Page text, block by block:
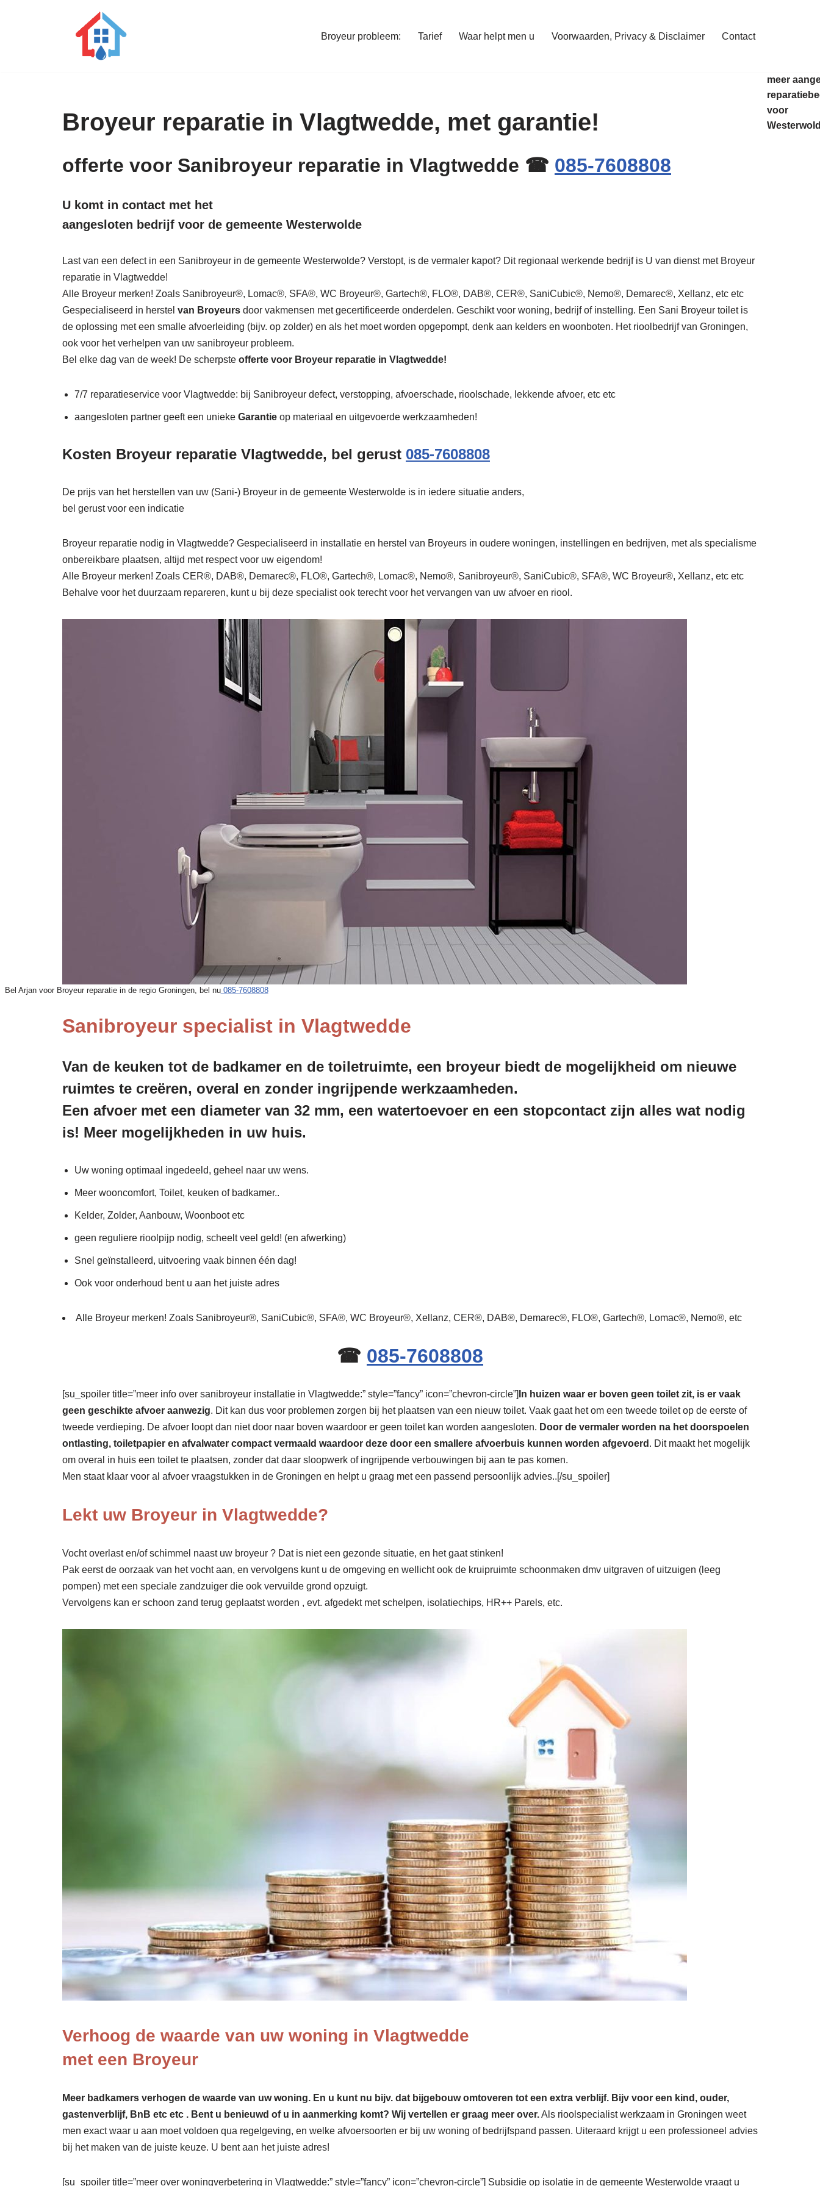
Broyeur probleem: Tarief Waar helpt men u Voorwaarden, Privacy & Disclaimer Contact
Broyeur reparatie in Vlagtwedde, met garantie!
offerte voor Sanibroyeur reparatie in Vlagtwedde ☎ 085-7608808
U komt in contact met het
aangesloten bedrijf voor de gemeente Westerwolde
Last van een defect in een Sanibroyeur in de gemeente Westerwolde? Verstopt, is de vermaler kapot? Dit regionaal werkende bedrijf is U van dienst met Broyeur
reparatie in Vlagtwedde!
Alle Broyeur merken! Zoals Sanibroyeur®, Lomac®, SFA®, WC Broyeur®, Gartech®, FLO®, DAB®, CER®, SaniCubic®, Nemo®, Demarec®, Xellanz, etc etc
Gespecialiseerd in herstel van Broyeurs door vakmensen met gecertificeerde onderdelen. Geschikt voor woning, bedrijf of instelling. Een Sani Broyeur toilet is
de oplossing met een smalle afvoerleiding (bijv. op zolder) en als het moet worden opgepompt, denk aan kelders en woonboten. Het rioolbedrijf van Groningen,
ook voor het verhelpen van uw sanibroyeur probleem.
Bel elke dag van de week! De scherpste offerte voor Broyeur reparatie in Vlagtwedde!
7/7 reparatieservice voor Vlagtwedde: bij Sanibroyeur defect, verstopping, afvoerschade, rioolschade, lekkende afvoer, etc etc
aangesloten partner geeft een unieke Garantie op materiaal en uitgevoerde werkzaamheden!
Kosten Broyeur reparatie Vlagtwedde, bel gerust 085-7608808
De prijs van het herstellen van uw (Sani-) Broyeur in de gemeente Westerwolde is in iedere situatie anders,
bel gerust voor een indicatie
Broyeur reparatie nodig in Vlagtwedde? Gespecialiseerd in installatie en herstel van Broyeurs in oudere woningen, instellingen en bedrijven, met als specialisme
onbereikbare plaatsen, altijd met respect voor uw eigendom!
Alle Broyeur merken! Zoals CER®, DAB®, Demarec®, FLO®, Gartech®, Lomac®, Nemo®, Sanibroyeur®, SaniCubic®, SFA®, WC Broyeur®, Xellanz, etc etc
Behalve voor het duurzaam repareren, kunt u bij deze specialist ook terecht voor het vervangen van uw afvoer en riool.
Bel Arjan voor Broyeur reparatie in de regio Groningen, bel nu085-7608808
Sanibroyeur specialist in Vlagtwedde
Van de keuken tot de badkamer en de toiletruimte, een broyeur biedt de mogelijkheid om nieuwe
ruimtes te creëren, overal en zonder ingrijpende werkzaamheden.
Een afvoer met een diameter van 32 mm, een watertoevoer en een stopcontact zijn alles wat nodig
is! Meer mogelijkheden in uw huis.
Uw woning optimaal ingedeeld, geheel naar uw wens.
Meer wooncomfort, Toilet, keuken of badkamer..
Kelder, Zolder, Aanbouw, Woonboot etc
geen reguliere rioolpijp nodig, scheelt veel geld! (en afwerking)
Snel geïnstalleerd, uitvoering vaak binnen één dag!
Ook voor onderhoud bent u aan het juiste adres
Alle Broyeur merken! Zoals Sanibroyeur®, SaniCubic®, SFA®, WC Broyeur®, Xellanz, CER®, DAB®, Demarec®, FLO®, Gartech®, Lomac®, Nemo®, etc
☎ 085-7608808
[su_spoiler title=”meer info over sanibroyeur installatie in Vlagtwedde:” style=”fancy” icon=”chevron-circle”] In huizen waar er boven geen toilet zit, is er vaak
geen geschikte afvoer aanwezig. Dit kan dus voor problemen zorgen bij het plaatsen van een nieuw toilet. Vaak gaat het om een tweede toilet op de eerste of
tweede verdieping. De afvoer loopt dan niet door naar boven waardoor er geen toilet kan worden aangesloten. Door de vermaler worden na het doorspoelen
ontlasting, toiletpapier en afvalwater compact vermaald waardoor deze door een smallere afvoerbuis kunnen worden afgevoerd . Dit maakt het mogelijk
om overal in huis een toilet te plaatsen, zonder dat daar sloopwerk of ingrijpende verbouwingen bij aan te pas komen.
Men staat klaar voor al afvoer vraagstukken in de Groningen en helpt u graag met een passend persoonlijk advies..[/su_spoiler]
Lekt uw Broyeur in Vlagtwedde?
Vocht overlast en/of schimmel naast uw broyeur ? Dat is niet een gezonde situatie, en het gaat stinken!
Pak eerst de oorzaak van het vocht aan, en vervolgens kunt u de omgeving en wellicht ook de kruipruimte schoonmaken dmv uitgraven of uitzuigen (leeg
pompen) met een speciale zandzuiger die ook vervuilde grond opzuigt.
Vervolgens kan er schoon zand terug geplaatst worden , evt. afgedekt met schelpen, isolatiechips, HR++ Parels, etc.
Verhoog de waarde van uw woning in Vlagtwedde
met een Broyeur
Meer badkamers verhogen de waarde van uw woning. En u kunt nu bijv. dat bijgebouw omtoveren tot een extra verblijf. Bijv voor een kind, ouder,
gastenverblijf, BnB etc etc . Bent u benieuwd of u in aanmerking komt? Wij vertellen er graag meer over.Als rioolspecialist werkzaam in Groningen weet
men exact waar u aan moet voldoen qua regelgeving, en welke afvoersoorten er bij uw woning of bedrijfspand passen. Uiteraard krijgt u een professioneel advies
bij het maken van de juiste keuze. U bent aan het juiste adres!
[su_spoiler title=”meer over woningverbetering in Vlagtwedde:” style=”fancy” icon=”chevron-circle”] Subsidie op isolatie in de gemeente Westerwolde vraagt u
meer
voor